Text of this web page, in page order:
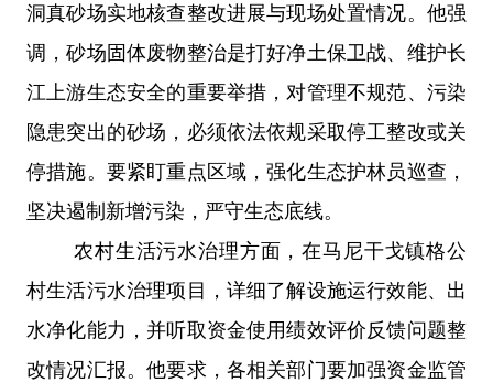
洞真砂场实地核查整改进展与现场处置情况。他强
调，砂场固体废物整治是打好净土保卫战、维护长
江上游生态安全的重要举措，对管理不规范、污染
隐患突出的砂场，必须依法依规采取停工整改或关
停措施。要紧盯重点区域，强化生态护林员巡查，
坚决遏制新增污染，严守生态底线。
农村生活污水治理方面，在马尼干戈镇格公
村生活污水治理项目，详细了解设施运行效能、出
水净化能力，并听取资金使用绩效评价反馈问题整
改情况汇报。他要求，各相关部门要加强资金监管